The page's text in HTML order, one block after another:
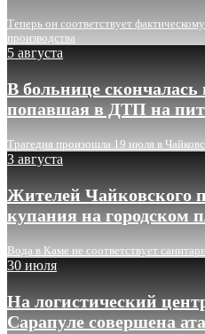
Теперь он соответствует
производства
5 августа
В больнице скончалась
попавшая в ДТП на
Трагедия произошла 19 июля в
3 августа
Жителей Чайковского
купания на городском
Вода в Каме не соответствует
30 июля
На логистический
Сарапуле совершена